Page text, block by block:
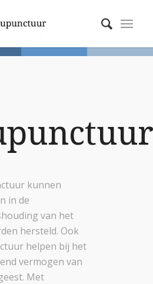
kunnen
in de
van het
hersteld. Ook
helpen bij het
vermogen van
Met